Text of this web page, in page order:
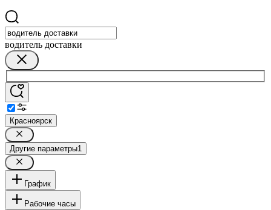
водитель доставки
Красноярск
Другие параметры1
График
Рабочие часы